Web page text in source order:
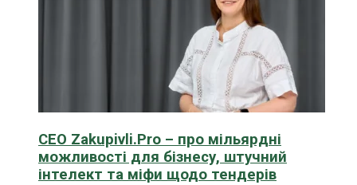
CEO Zakupivli.Pro – про мільярдні
можливості для бізнесу, штучний
інтелект та міфи щодо тендерів